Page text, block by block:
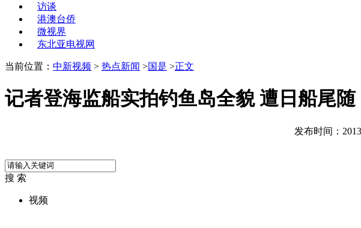
访谈
港澳台侨
微视界
东北亚电视网
当前位置： 中新视频 > 热点新闻 >国是 >正文
记者登海监船实拍钓鱼岛全貌 遭日船尾随
发布时间：
搜 索
视频